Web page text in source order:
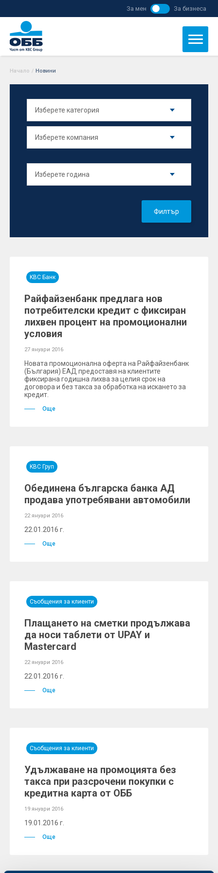
За мен За бизнеса
Начало / Новини
Филтър
KBC Банк
Райфайзенбанк предлага нов
потребителски кредит с фиксиран
лихвен процент на промоционални
условия
27 януари 2016
Новата промоционална оферта на Райфайзенбанк
(България) ЕАД предоставя на клиентите
фиксирана годишна лихва за целия срок на
договора и без такса за обработка на искането за
кредит.
Още
KBC Груп
Обединена българска банка АД
продава употребявани автомобили
22 януари 2016
22.01.2016 г.
Още
Съобщения за клиенти
Плащането на сметки продължава
да носи таблети от UPAY и
Mastercard
22 януари 2016
22.01.2016 г.
Още
Съобщения за клиенти
Удължаване на промоцията без
такса при разсрочени покупки с
кредитна карта от ОББ
19 януари 2016
19.01.2016 г.
Още